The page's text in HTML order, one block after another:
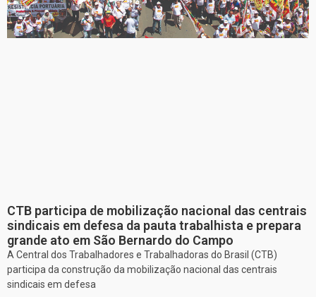
CTB participa de mobilização nacional das centrais
sindicais em defesa da pauta trabalhista e prepara
grande ato em São Bernardo do Campo
A Central dos Trabalhadores e Trabalhadoras do Brasil (CTB)
participa da construção da mobilização nacional das centrais
sindicais em defesa